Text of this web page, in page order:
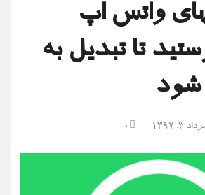
واتس اپ
تا تبدیل به
شود
۳, ۱۳۹۷ 0